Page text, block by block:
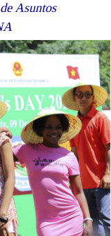
Asuntos